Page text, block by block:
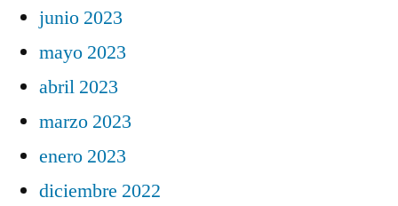
junio 2023
mayo 2023
abril 2023
marzo 2023
enero 2023
diciembre 2022